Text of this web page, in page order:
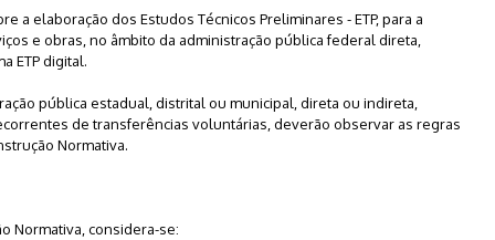
a elaboração dos Estudos Técnicos Preliminares - ETP, para a
e obras, no âmbito da administração pública federal direta,
ETP digital.
pública estadual, distrital ou municipal, direta ou indireta,
de transferências voluntárias, deverão observar as regras
Normativa.
Normativa, considera-se: